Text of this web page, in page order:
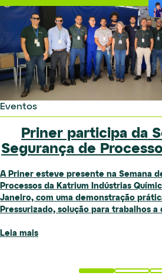
Eventos
Priner participa da
Segurança de
A Priner esteve presente na Semana
Processos da Katrium Indústrias
Janeiro, com uma demonstração
Pressurizado, solução para trabalhos a
Leia mais
Institucional
Priner Plan: como
desenvolvida
transformou a gestão
No segundo episódio da série
apresentamos o Priner Plan, uma
internamente para elevar o nível de
Institucional
Priner apoia Instituto
halterofilismo
“Fortes” é o adjetivo perfeito para
Instituto Victorem, instituição apoiada
na formação e no desenvolvimento de
modalidade de...
Leia mais